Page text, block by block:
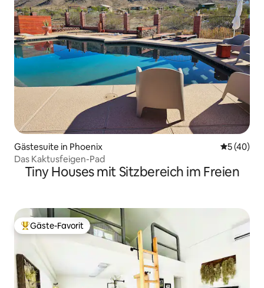
Gästesuite in Phoenix
5 (40)
Das Kaktusfeigen-Pad
Tiny Houses mit Sitzbereich im Freien
Beliebter Gäste-Favorit.
Gäste-Favorit